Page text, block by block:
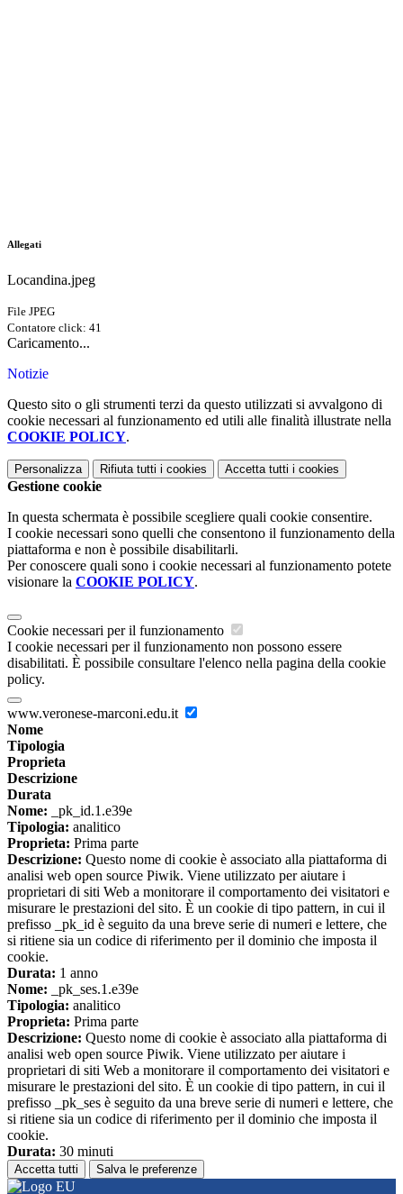
Allegati
Locandina.jpeg
File JPEG
Contatore click: 41
Caricamento...
Notizie
Questo sito o gli strumenti terzi da questo utilizzati si avvalgono di
cookie necessari al funzionamento ed utili alle finalità illustrate nella
COOKIE POLICY.
Personalizza Rifiuta tutti i cookies Accetta tutti i cookies
Gestione cookie
In questa schermata è possibile scegliere quali cookie consentire.
I cookie necessari sono quelli che consentono il funzionamento della
piattaforma e non è possibile disabilitarli.
Per conoscere quali sono i cookie necessari al funzionamento potete
visionare la COOKIE POLICY.
Cookie necessari per il funzionamento
I cookie necessari per il funzionamento non possono essere
disabilitati. È possibile consultare l'elenco nella pagina della cookie
policy.
www.veronese-marconi.edu.it
Nome
Tipologia
Proprieta
Descrizione
Durata
Nome: _pk_id.1.e39e
Tipologia: analitico
Proprieta: Prima parte
Descrizione: Questo nome di cookie è associato alla piattaforma di
analisi web open source Piwik. Viene utilizzato per aiutare i
proprietari di siti Web a monitorare il comportamento dei visitatori e
misurare le prestazioni del sito. È un cookie di tipo pattern, in cui il
prefisso _pk_id è seguito da una breve serie di numeri e lettere, che
si ritiene sia un codice di riferimento per il dominio che imposta il
cookie.
Durata: 1 anno
Nome: _pk_ses.1.e39e
Tipologia: analitico
Proprieta: Prima parte
Descrizione: Questo nome di cookie è associato alla piattaforma di
analisi web open source Piwik. Viene utilizzato per aiutare i
proprietari di siti Web a monitorare il comportamento dei visitatori e
misurare le prestazioni del sito. È un cookie di tipo pattern, in cui il
prefisso _pk_ses è seguito da una breve serie di numeri e lettere, che
si ritiene sia un codice di riferimento per il dominio che imposta il
cookie.
Durata: 30 minuti
Accetta tutti Salva le preferenze